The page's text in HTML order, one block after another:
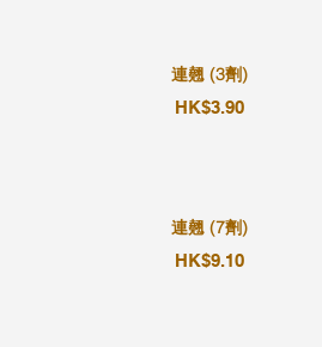
連翹 (3劑)
HK$3.90
連翹 (7劑)
HK$9.10